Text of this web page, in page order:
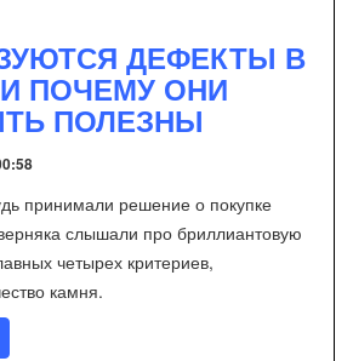
ДЕФЕКТЫ В
ПОЧЕМУ ОНИ
ПОЛЕЗНЫ
принимали решение о покупке
слышали про бриллиантовую
четырех критериев,
камня.